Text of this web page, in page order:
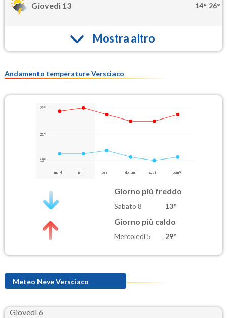
Giovedì 13 14° 26°
Mostra altro
Andamento temperature Versciaco
29°
21°
13°
mar 4 ieri oggi domani sab 8 dom 9
Giorno più freddo
Sabato 8 13°
Giorno più caldo
Mercoledì 5 29°
Meteo Neve Versciaco
Giovedì 6